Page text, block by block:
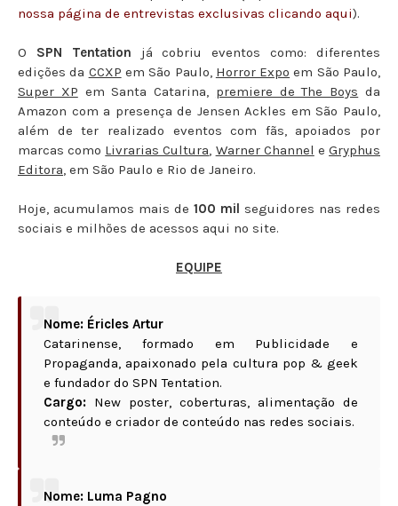
nossa página de entrevistas exclusivas clicando aqui).
O SPN Tentation já cobriu eventos como: diferentes
edições da CCXP em São Paulo, Horror Expo em São Paulo,
Super XP em Santa Catarina, premiere de The Boys da
Amazon com a presença de Jensen Ackles em São Paulo,
além de ter realizado eventos com fãs, apoiados por
marcas como Livrarias Cultura, Warner Channel eGryphus
Editora, em São Paulo e Rio de Janeiro.
Hoje, acumulamos mais de 100 mil seguidores nas redes
sociais e milhões de acessos aqui no site.
EQUIPE
Nome: Éricles Artur
Catarinense, formado em Publicidade e
Propaganda, apaixonado pela cultura pop & geek
e fundador do SPN Tentation.
Cargo: New poster, coberturas, alimentação de
conteúdo e criador de conteúdo nas redes sociais.
Nome: Luma Pagno